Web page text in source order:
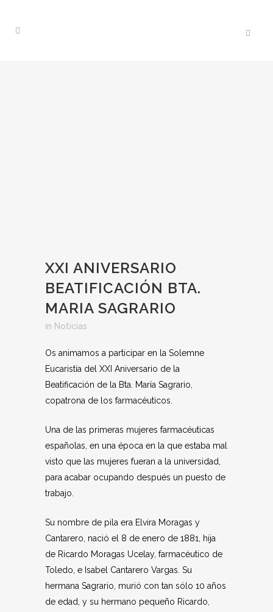
XXI ANIVERSARIO
BEATIFICACIÓN BTA.
MARIA SAGRARIO
in Noticias
Os animamos a participar en la Solemne
Eucaristía del XXI Aniversario de la
Beatificación de la Bta. María Sagrario,
copatrona de los farmacéuticos.
Una de las primeras mujeres farmacéuticas
españolas, en una época en la que estaba mal
visto que las mujeres fueran a la universidad,
para acabar ocupando después un puesto de
trabajo.
Su nombre de pila era Elvira Moragas y
Cantarero, nació el 8 de enero de 1881, hija
de Ricardo Moragas Ucelay, farmacéutico de
Toledo, e Isabel Cantarero Vargas. Su
hermana Sagrario, murió con tan sólo 10 años
de edad, y su hermano pequeño Ricardo,